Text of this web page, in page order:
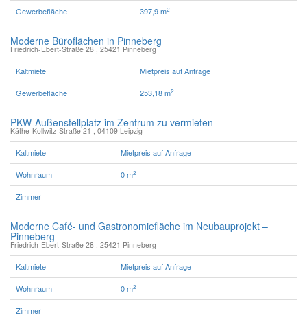
Gewerbefläche
397,9 m2
Moderne Büroflächen in Pinneberg
Friedrich-Ebert-Straße 28 , 25421 Pinneberg
Kaltmiete
Mietpreis auf Anfrage
Gewerbefläche
253,18 m2
PKW-Außenstellplatz im Zentrum zu vermieten
Käthe-Kollwitz-Straße 21 , 04109 Leipzig
Kaltmiete
Mietpreis auf Anfrage
Wohnraum
0 m2
Zimmer
Moderne Café- und Gastronomiefläche im Neubauprojekt –
Pinneberg
Friedrich-Ebert-Straße 28 , 25421 Pinneberg
Kaltmiete
Mietpreis auf Anfrage
Wohnraum
0 m2
Zimmer